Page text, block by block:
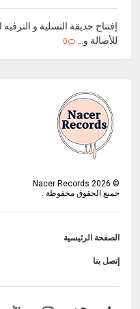
إفتتاح حديقة التسلية و
للأصالة و...
0
©
2026
جميع الحقوق محفوظة .
الصفحة الرئيسية
إتصل بنا